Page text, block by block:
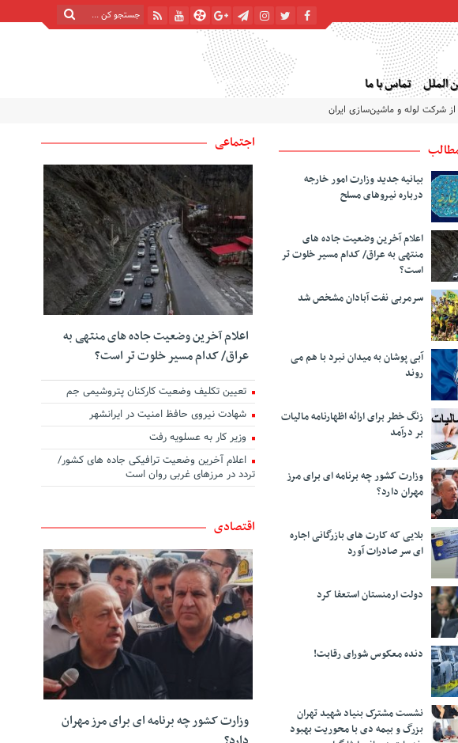
الملل تماس با ما شنبه, ۱۷ مرداد , ۱۴۰۵
از شرکت لوله و ماشین‌سازی ایران
بیانیه جدید وزارت امور خارجه
درباره نیروهای مسلح
اعلام آخرین وضعیت جاده های
منتهی به عراق/ کدام مسیر خلوت تر
است؟
سرمربی نفت آبادان مشخص شد
آبی پوشان به میدان نبرد با هم می
روند
زنگ خطر برای ارائه اظهارنامه مالیات
بر درآمد
وزارت کشور چه برنامه ای برای مرز
مهران دارد؟
بلایی که کارت های بازرگانی اجاره
ای سر صادرات آورد
دولت ارمنستان استعفا کرد
دنده معکوس شورای رقابت!
نشست مشترک بنیاد شهید تهران
بزرگ و بیمه دی با محوریت بهبود
اجتماعی
اعلام آخرین وضعیت جاده های منتهی به
عراق/ کدام مسیر خلوت تر است؟
تعیین تکلیف وضعیت کارکنان پتروشیمی جم
شهادت نیروی حافظ امنیت در ایرانشهر
وزیر کار به عسلویه رفت
اعلام آخرین وضعیت ترافیکی جاده های کشور/
تردد در مرزهای غربی روان است
اقتصادی
وزارت کشور چه برنامه ای برای مرز مهران